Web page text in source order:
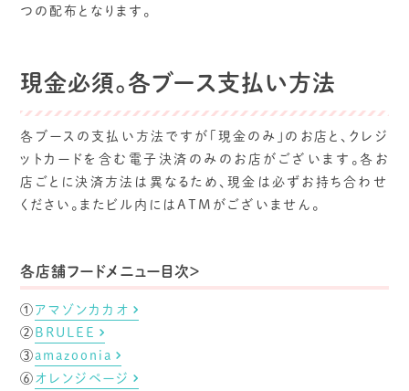
つの配布となります。
現金必須。各ブース支払い方法
各ブースの支払い方法ですが「現金のみ」のお店と、クレジ
ットカードを含む電子決済のみのお店がございます。各お
店ごとに決済方法は異なるため、現金は必ずお持ち合わせ
ください。またビル内にはATMがございません。
各店舗フードメニュー目次＞
① アマゾンカカオ
② BRULEE
③amazoonia
⑥ オレンジページ